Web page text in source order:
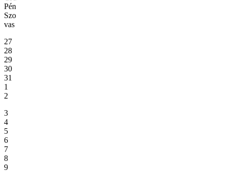
Pén
Szo
vas
27
28
29
30
31
1
2
3
4
5
6
7
8
9